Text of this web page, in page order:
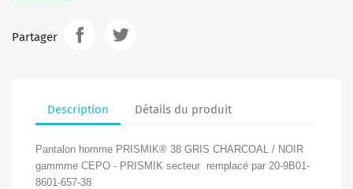
Partager
Description Détails du produit
Pantalon homme PRISMIK® 38 GRIS CHARCOAL / NOIR
gammme CEPO - PRISMIK secteur remplacé par 20-9B01-
8601-657-38